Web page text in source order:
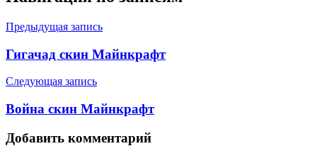
Предыдущая запись
Гигачад скин Майнкрафт
Следующая запись
Война скин Майнкрафт
Добавить комментарий